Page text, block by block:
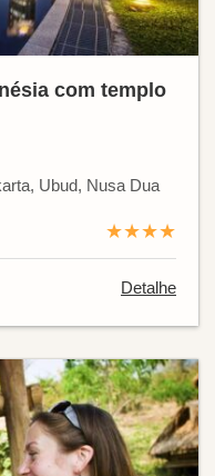
com templo
Ubud, Nusa Dua
★★★★
Detalhe